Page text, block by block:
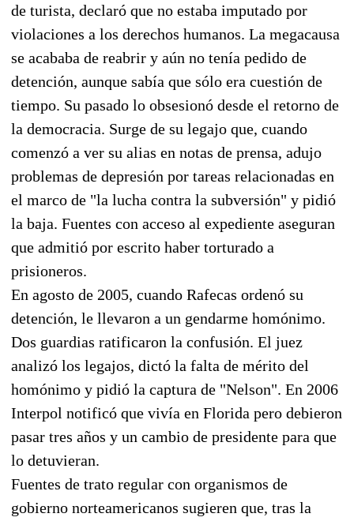
de turista, declaró que no estaba imputado por
violaciones a los derechos humanos. La megacausa
se acababa de reabrir y aún no tenía pedido de
detención, aunque sabía que sólo era cuestión de
tiempo. Su pasado lo obsesionó desde el retorno de
la democracia. Surge de su legajo que, cuando
comenzó a ver su alias en notas de prensa, adujo
problemas de depresión por tareas relacionadas en
el marco de "la lucha contra la subversión" y pidió
la baja. Fuentes con acceso al expediente aseguran
que admitió por escrito haber torturado a
prisioneros.
En agosto de 2005, cuando Rafecas ordenó su
detención, le llevaron a un gendarme homónimo.
Dos guardias ratificaron la confusión. El juez
analizó los legajos, dictó la falta de mérito del
homónimo y pidió la captura de "Nelson". En 2006
Interpol notificó que vivía en Florida pero debieron
pasar tres años y un cambio de presidente para que
lo detuvieran.
Fuentes de trato regular con organismos de
gobierno norteamericanos sugieren que, tras la